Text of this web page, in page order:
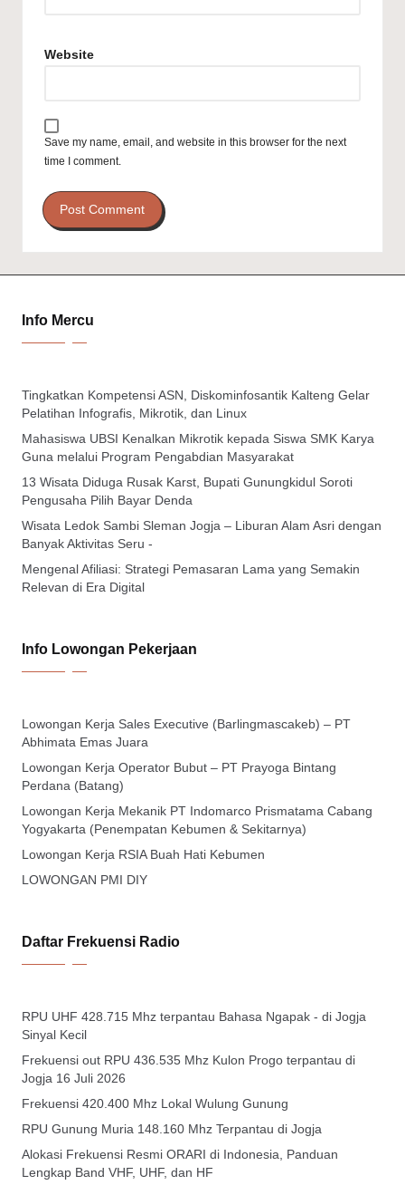
Website
Save my name, email, and website in this browser for the next
time I comment.
Info Mercu
Tingkatkan Kompetensi ASN, Diskominfosantik Kalteng Gelar
Pelatihan Infografis, Mikrotik, dan Linux
Mahasiswa UBSI Kenalkan Mikrotik kepada Siswa SMK Karya
Guna melalui Program Pengabdian Masyarakat
13 Wisata Diduga Rusak Karst, Bupati Gunungkidul Soroti
Pengusaha Pilih Bayar Denda
Wisata Ledok Sambi Sleman Jogja – Liburan Alam Asri dengan
Banyak Aktivitas Seru -
Mengenal Afiliasi: Strategi Pemasaran Lama yang Semakin
Relevan di Era Digital
Info Lowongan Pekerjaan
Lowongan Kerja Sales Executive (Barlingmascakeb) – PT
Abhimata Emas Juara
Lowongan Kerja Operator Bubut – PT Prayoga Bintang
Perdana (Batang)
Lowongan Kerja Mekanik PT Indomarco Prismatama Cabang
Yogyakarta (Penempatan Kebumen & Sekitarnya)
Lowongan Kerja RSIA Buah Hati Kebumen
LOWONGAN PMI DIY
Daftar Frekuensi Radio
RPU UHF 428.715 Mhz terpantau Bahasa Ngapak - di Jogja
Sinyal Kecil
Frekuensi out RPU 436.535 Mhz Kulon Progo terpantau di
Jogja 16 Juli 2026
Frekuensi 420.400 Mhz Lokal Wulung Gunung
RPU Gunung Muria 148.160 Mhz Terpantau di Jogja
Alokasi Frekuensi Resmi ORARI di Indonesia, Panduan
Lengkap Band VHF, UHF, dan HF